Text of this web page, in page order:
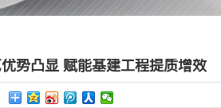
势凸显 赋能基建工程提质增效